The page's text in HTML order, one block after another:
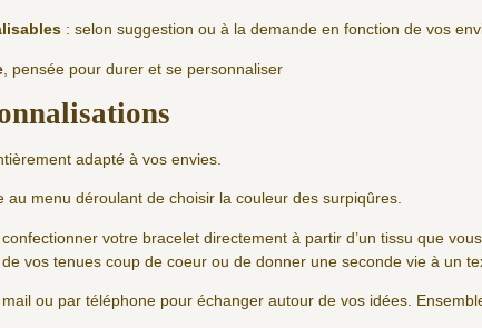
: selon suggestion ou à la demande en fonction de vos
, pensée pour durer et se personnaliser
adapté à vos envies.
au menu déroulant de choisir la couleur des surpiqûres.
votre bracelet directement à partir d’un tissu que
vos tenues coup de coeur ou de donner une seconde vie à un
ou par téléphone pour échanger autour de vos idées.